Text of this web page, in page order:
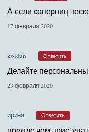
А если соперниц
17 февраля 2020
koldun Ответить
Делайте
23 февраля 2020
ирина Ответить